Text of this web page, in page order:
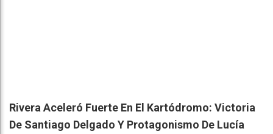
Rivera Aceleró Fuerte En El Kartódromo: Victoria
De Santiago Delgado Y Protagonismo De Lucía